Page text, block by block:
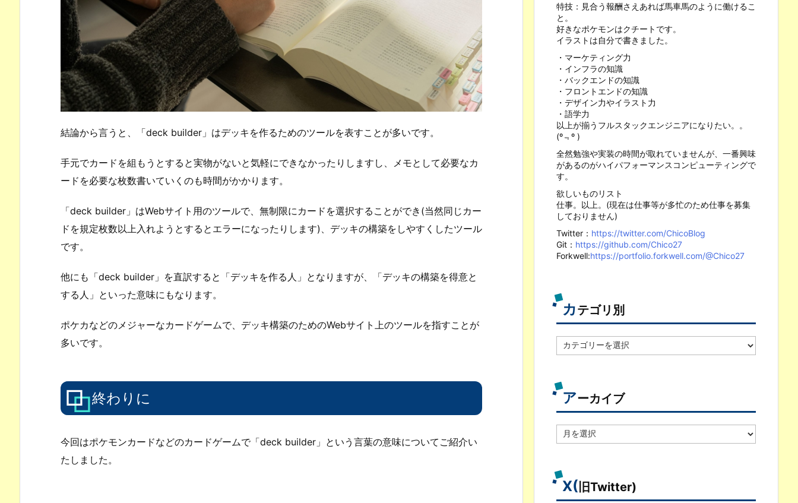
結論から言うと、「deck builder」はデッキを作るためのツールを表すことが多いです。
手元でカードを組もうとすると実物がないと気軽にできなかったりしますし、メモとして必要なカ
ードを必要な枚数書いていくのも時間がかかります。
「deck builder」はWebサイト用のツールで、無制限にカードを選択することができ(当然同じカー
ドを規定枚数以上入れようとするとエラーになったりします)、デッキの構築をしやすくしたツール
です。
他にも「deck builder」を直訳すると「デッキを作る人」となりますが、「デッキの構築を得意と
する人」といった意味にもなります。
ポケカなどのメジャーなカードゲームで、デッキ構築のためのWebサイト上のツールを指すことが
多いです。
終わりに
今回はポケモンカードなどのカードゲームで「deck builder」という言葉の意味についてご紹介い
たしました。
特技：見合う報酬さえあれば馬車馬のように働けるこ
と。
好きなポケモンはクチートです。
イラストは自分で書きました。
・マーケティング力
・インフラの知識
・バックエンドの知識
・フロントエンドの知識
・デザイン力やイラスト力
・語学力
以上が揃うフルスタックエンジニアになりたい。。
(º﹃º )
全然勉強や実装の時間が取れていませんが、一番興味
があるのがハイパフォーマンスコンピューティングで
す。
欲しいものリスト
仕事。以上。(現在は仕事等が多忙のため仕事を募集
しておりません)
Twitter： https://twitter.com/ChicoBlog
Git： https://github.com/Chico27
Forkwell:https://portfolio.forkwell.com/@Chico27
カテゴリ別
テ
別
アーカイブ
ー
ブ
X( 旧Twitter)